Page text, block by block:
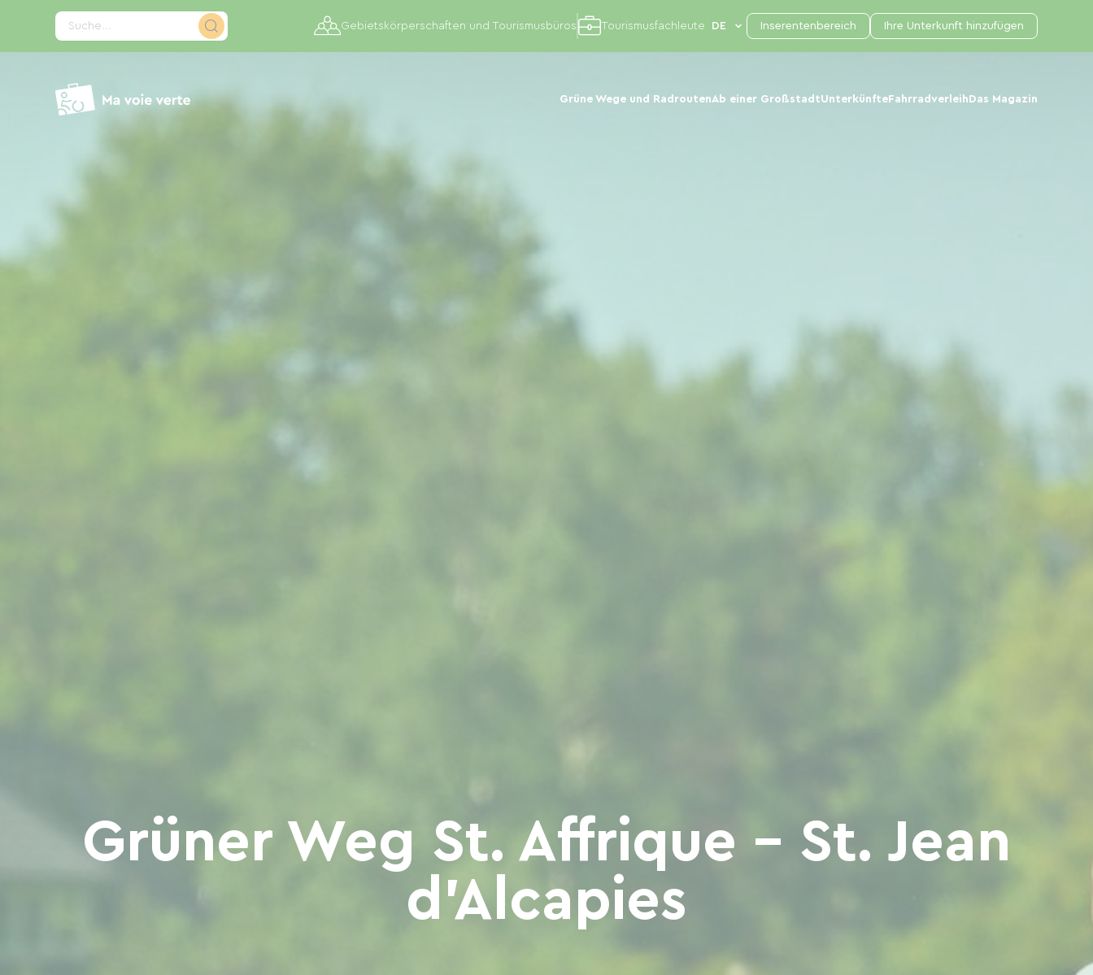
Suche...
Grüne Wege und RadroutenAb einer GroßstadtUnterkünfte Fahrradverleih Das Magazin
Gebietskörperschaften und Tourismusbüros Tourismusfachleute Inserentenbereich Ihre Unterkunft hinzufügen
Grüner Weg St. Affrique - St. Jean
d'Alcapies
Cookie-Einstellungen